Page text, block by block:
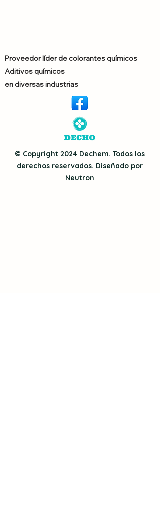
Proveedor líder de colorantes químicos
Aditivos químicos
en diversas industrias
© Copyright 2024 Dechem. Todos los
derechos reservados. Diseñado por
Neutron